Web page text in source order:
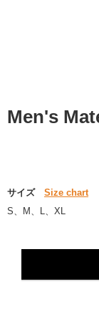
Men's
サイズ Size chart
S、M、L、XL